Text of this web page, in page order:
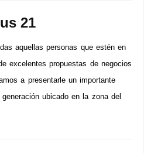
21
aquellas personas que estén en
excelentes propuestas de negocios
a presentarle un importante
ubicado en la zona del